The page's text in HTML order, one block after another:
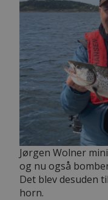
Jørgen Wolner
og nu også
Det blev desuden
horn.